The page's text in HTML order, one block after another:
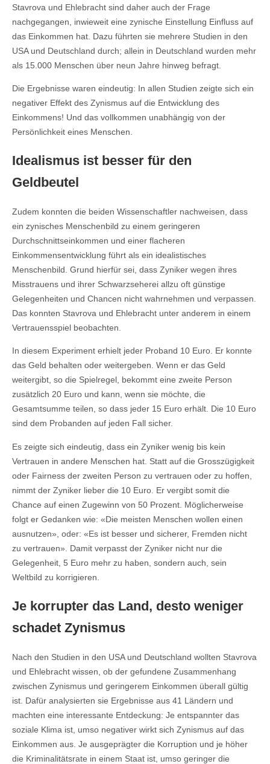
Stavrova und Ehlebracht sind daher auch der Frage
nachgegangen, inwieweit eine zynische Einstellung Einfluss auf
das Einkommen hat. Dazu führten sie mehrere Studien in den
USA und Deutschland durch; allein in Deutschland wurden mehr
als 15.000 Menschen über neun Jahre hinweg befragt.
Die Ergebnisse waren eindeutig: In allen Studien zeigte sich ein
negativer Effekt des Zynismus auf die Entwicklung des
Einkommens! Und das vollkommen unabhängig von der
Persönlichkeit eines Menschen.
Idealismus ist besser für den
Geldbeutel
Zudem konnten die beiden Wissenschaftler nachweisen, dass
ein zynisches Menschenbild zu einem geringeren
Durchschnittseinkommen und einer flacheren
Einkommensentwicklung führt als ein idealistisches
Menschenbild. Grund hierfür sei, dass Zyniker wegen ihres
Misstrauens und ihrer Schwarzseherei allzu oft günstige
Gelegenheiten und Chancen nicht wahrnehmen und verpassen.
Das konnten Stavrova und Ehlebracht unter anderem in einem
Vertrauensspiel beobachten.
In diesem Experiment erhielt jeder Proband 10 Euro. Er konnte
das Geld behalten oder weitergeben. Wenn er das Geld
weitergibt, so die Spielregel, bekommt eine zweite Person
zusätzlich 20 Euro und kann, wenn sie möchte, die
Gesamtsumme teilen, so dass jeder 15 Euro erhält. Die 10 Euro
sind dem Probanden auf jeden Fall sicher.
Es zeigte sich eindeutig, dass ein Zyniker wenig bis kein
Vertrauen in andere Menschen hat. Statt auf die Grosszügigkeit
oder Fairness der zweiten Person zu vertrauen oder zu hoffen,
nimmt der Zyniker lieber die 10 Euro. Er vergibt somit die
Chance auf einen Zugewinn von 50 Prozent. Möglicherweise
folgt er Gedanken wie: «Die meisten Menschen wollen einen
ausnutzen», oder: «Es ist besser und sicherer, Fremden nicht
zu vertrauen». Damit verpasst der Zyniker nicht nur die
Gelegenheit, 5 Euro mehr zu haben, sondern auch, sein
Weltbild zu korrigieren.
Je korrupter das Land, desto weniger
schadet Zynismus
Nach den Studien in den USA und Deutschland wollten Stavrova
und Ehlebracht wissen, ob der gefundene Zusammenhang
zwischen Zynismus und geringerem Einkommen überall gültig
ist. Dafür analysierten sie Ergebnisse aus 41 Ländern und
machten eine interessante Entdeckung: Je entspannter das
soziale Klima ist, umso negativer wirkt sich Zynismus auf das
Einkommen aus. Je ausgeprägter die Korruption und je höher
die Kriminalitätsrate in einem Staat ist, umso geringer die